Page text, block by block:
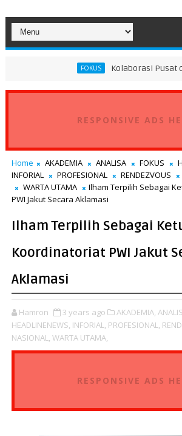
Kolaborasi Pusat dan DKI,
RESPONSIVE ADS
Home AKADEMIA ANALISA FOKUS
INFORIAL
PROFESIONAL RENDEZVOUS
WARTA UTAMA
Ilham Terpilih Sebagai
PWI Jakut Secara Aklamasi
Ilham Terpilih Sebagai
Koordinatoriat PWI Jakut
Aklamasi
Hamron 3 years ago AKADEMIA,
HEADLINENEWS, INFORIAL, PROFESIONAL,
NASIONAL, WARTA UTAMA,
RESPONSIVE ADS